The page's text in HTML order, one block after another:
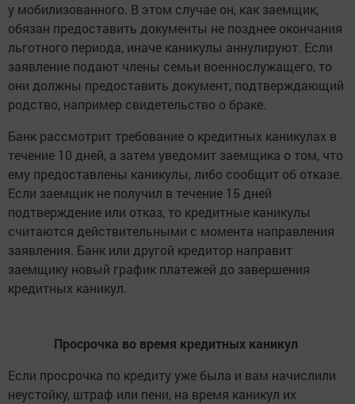
у мобилизованного. В этом случае он, как заемщик,
обязан предоставить документы не позднее окончания
льготного периода, иначе каникулы аннулируют. Если
заявление подают члены семьи военнослужащего, то
они должны предоставить документ, подтверждающий
родство, например свидетельство о браке.
Банк рассмотрит требование о кредитных каникулах в
течение 10 дней, а затем уведомит заемщика о том, что
ему предоставлены каникулы, либо сообщит об отказе.
Если заемщик не получил в течение 15 дней
подтверждение или отказ, то кредитные каникулы
считаются действительными с момента направления
заявления. Банк или другой кредитор направит
заемщику новый график платежей до завершения
кредитных каникул.
Просрочка во время кредитных каникул
Если просрочка по кредиту уже была и вам начислили
неустойку, штраф или пени, на время каникул их